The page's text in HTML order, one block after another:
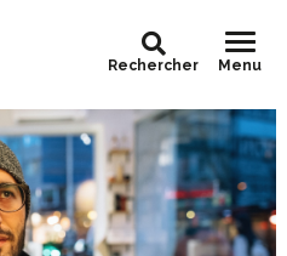
Rechercher Menu